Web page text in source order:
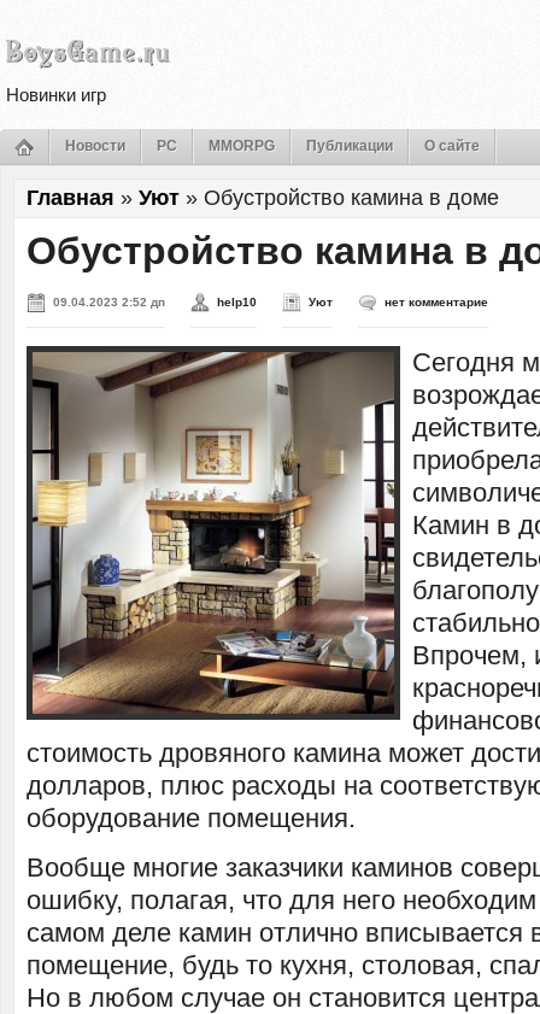
Новинки игр
Новости PC MMORPG Публикации О сайте
Главная » Уют » Обустройство камина в доме
Обустройство камина в
09.04.2023 2:52 дп help10 Уют нет комментарие
Сегодня
Камин в
Впрочем,
стоимость дровяного камина может
долларов, плюс расходы на
оборудование помещения.
Вообще многие заказчики каминов
ошибку, полагая, что для него
самом деле камин отлично вписывается
помещение, будь то кухня, столовая,
Но в любом случае он становится